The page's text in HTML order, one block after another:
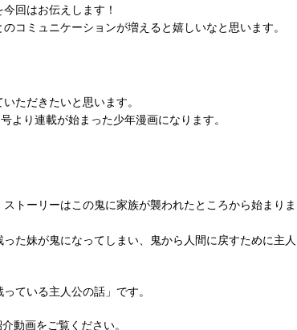
回はお伝えします！
コミュニケーションが増えると嬉しいなと思います。
ただきたいと思います。
より連載が始まった少年漫画になります。
トーリーはこの鬼に家族が襲われたところから始まりま
た妹が鬼になってしまい、鬼から人間に戻すために主人
ている主人公の話」です。
動画をご覧ください。